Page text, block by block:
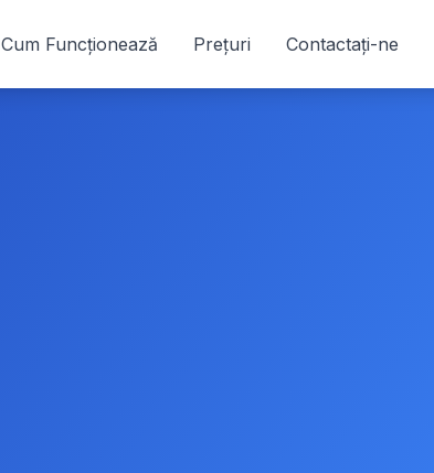
Cum Funcționează Prețuri Contactați-ne